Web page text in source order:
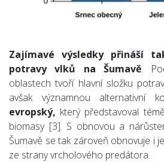
Zajímavé výsledky přináší
potravy vlků na Šumavě.
oblastech tvoří hlavní složku
avšak významnou alternativní
evropský, který představoval
biomasy [3]. S obnovou a
Šumavě se tak zároveň obnovuje i
ze strany vrcholového predátora.